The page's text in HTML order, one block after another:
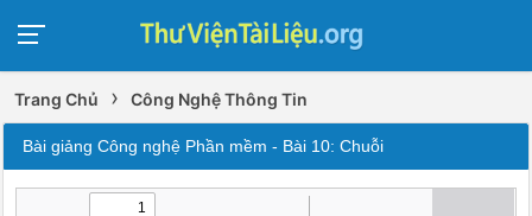
Trang Chủ › Công Nghệ Thông Tin
Bài giảng Công nghệ Phần mềm - Bài 10: Chuỗi